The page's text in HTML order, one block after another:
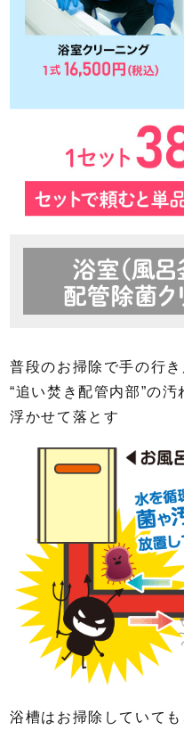
普段のお掃除で手の行
“追い焚き配管内部”の汚
浮かせて落とす
浴槽はお掃除していて